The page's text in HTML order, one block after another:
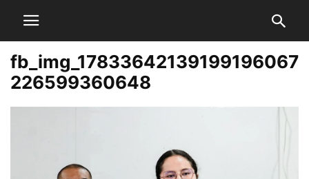
fb_img_17833642139199196067
226599360648